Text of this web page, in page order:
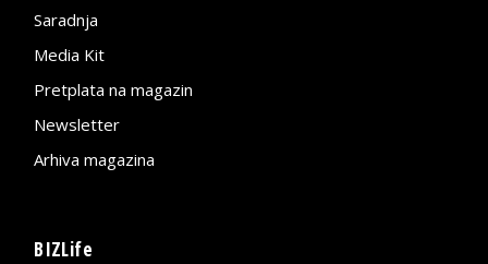
Saradnja
Media Kit
Pretplata na magazin
Newsletter
Arhiva magazina
BIZLife